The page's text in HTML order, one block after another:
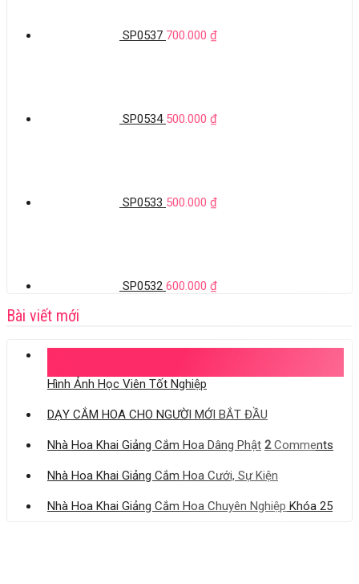
SP0537 700.000 ₫
SP0534 500.000 ₫
SP0533 500.000 ₫
SP0532 600.000 ₫
Bài viết mới
Hình Ảnh Học Viên Tốt Nghiệp
DẠY CẮM HOA CHO NGƯỜI MỚI BẮT ĐẦU
Nhà Hoa Khai Giảng Cắm Hoa Dâng Phật 2Comments
Nhà Hoa Khai Giảng Cắm Hoa Cưới, Sự Kiện
Nhà Hoa Khai Giảng Cắm Hoa Chuyên Nghiệp Khóa 25